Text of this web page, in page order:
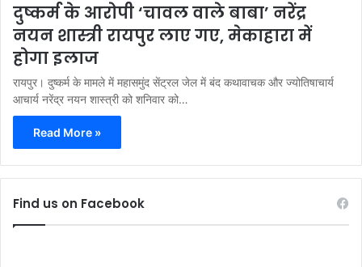
दुष्कर्म के आरोपी ‘चावल वाले बाबा’ नरेंद्र
नयन शास्त्री रायपुर लाए गए, मेकाहारा में
होगा इलाज
रायपुर। दुष्कर्म के मामले में महासमुंद सेंट्रल जेल में बंद कथावाचक और ज्योतिषाचार्य
आचार्य नरेंद्र नयन शास्त्री को शनिवार को…
Read More »
Find us on Facebook